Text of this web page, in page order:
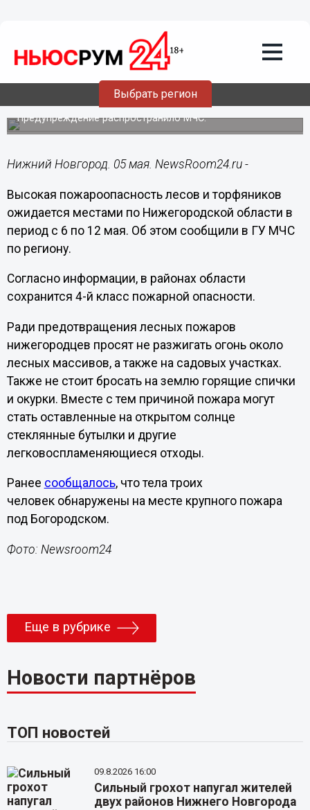
Выбрать регион
Пожароопасность лесов в
Нижегородской области останется
высокой до 12 мая
Предупреждение распространило МЧС.
Нижний Новгород. 05 мая. NewsRoom24.ru -
Высокая пожароопасность лесов и торфяников
ожидается местами по Нижегородской области в
период с 6 по 12 мая. Об этом сообщили в ГУ МЧС
по региону.
Согласно информации, в районах области
сохранится 4-й класс пожарной опасности.
Ради предотвращения лесных пожаров
нижегородцев просят не разжигать огонь около
лесных массивов, а также на садовых участках.
Также не стоит бросать на землю горящие спички
и окурки. Вместе с тем причиной пожара могут
стать оставленные на открытом солнце
стеклянные бутылки и другие
легковоспламеняющиеся отходы.
Ранее сообщалось, что тела троих
человек обнаружены на месте крупного пожара
под Богородском.
Фото: Newsroom24
Еще в рубрике
Новости партнёров
ТОП новостей
09.8.2026 16:00
Сильный грохот напугал жителей
двух районов Нижнего Новгорода